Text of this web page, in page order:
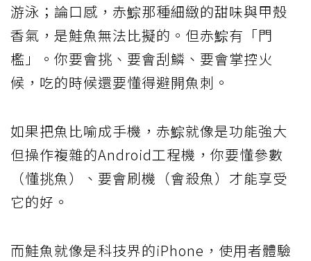
游泳；論口感，赤鯮那種細緻的甜味與甲殼
香氣，是鮭魚無法比擬的。但赤鯮有「門
檻」。你要會挑、要會刮鱗、要會掌控火
候，吃的時候還要懂得避開魚刺。
如果把魚比喻成手機，赤鯮就像是功能強大
但操作複雜的Android工程機，你要懂參數
（懂挑魚）、要會刷機（會殺魚）才能享受
它的好。
而鮭魚就像是科技界的iPhone，使用者體驗